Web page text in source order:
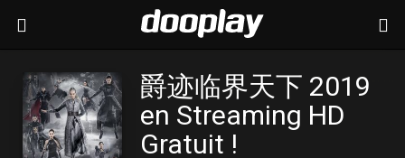
爵迹临界天下 2019
en Streaming HD
Gratuit !